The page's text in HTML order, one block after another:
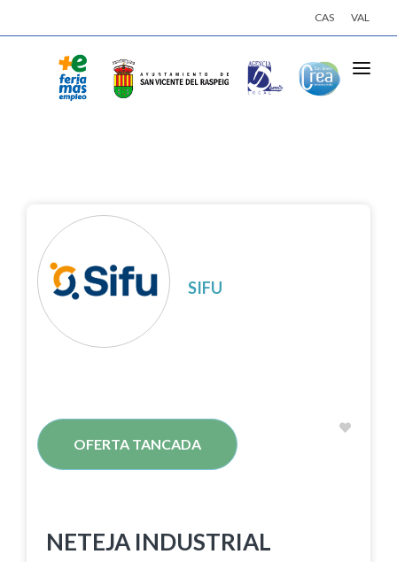
CAS VAL
OFERTES DE TREBALL
INSCRIU-TE
INICIA SESSIÓ
SIFU
OFERTA TANCADA
NETEJA INDUSTRIAL